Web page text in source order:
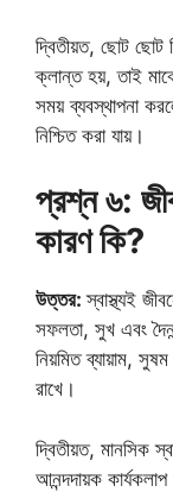
দ্বিতীয়ত, ছোট ছোট
ক্লান্ত হয়, তাই
সময় ব্যবস্থাপনা
নিশ্চিত করা যায়।
প্রশ্ন ৬:
কারণ কি?
উত্তর:স্বাস্থ্যই
সফলতা, সুখ এবং
নিয়মিত ব্যায়াম,
রাখে।
দ্বিতীয়ত, মানসিক
আনন্দদায়ক